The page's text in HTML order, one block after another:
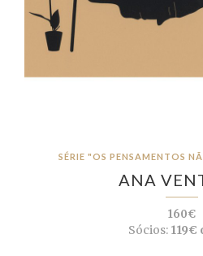
SÉRIE "OS PENSAMENTOS
ANA
160€
Sócios: 119€